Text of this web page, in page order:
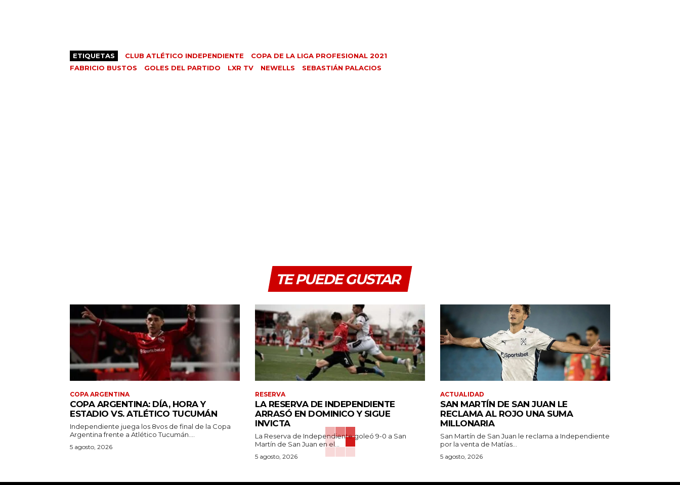
ETIQUETAS CLUB ATLÉTICO INDEPENDIENTE
COPA DE LA LIGA PROFESIONAL 2021
FABRICIO BUSTOS
GOLES DEL PARTIDO LXR TV NEWELLS SEBASTIÁN PALACIOS
TE PUEDE GUSTAR
COPA ARGENTINA
COPA ARGENTINA: DÍA, HORA Y
ESTADIO VS. ATLÉTICO TUCUMÁN
Independiente juega los 8vos de final de la Copa
Argentina frente a Atlético Tucumán....
5 agosto, 2026
RESERVA
LA RESERVA DE INDEPENDIENTE
ARRASÓ EN DOMINICO Y SIGUE
INVICTA
La Reserva de Independiente goleó 9-0 a San
Martín de San Juan en el...
5 agosto, 2026
ACTUALIDAD
SAN MARTÍN DE SAN JUAN LE
RECLAMA AL ROJO UNA SUMA
MILLONARIA
San Martín de San Juan le reclama a Independiente
por la venta de Matías...
5 agosto, 2026